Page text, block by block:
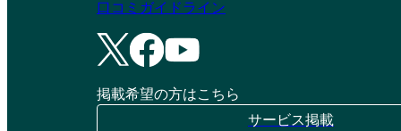
口コミガイドライン
掲載希望の方はこちら
サービス掲載